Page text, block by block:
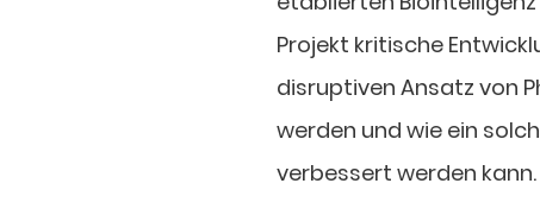
Projekt kritische
disruptiven Ansatz von
werden und wie ein
verbessert werden kann.